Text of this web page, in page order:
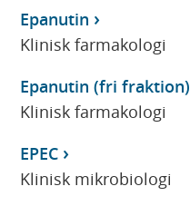
Epanutin
Klinisk farmakologi
Epanutin (fri fraktion)
Klinisk farmakologi
EPEC
Klinisk mikrobiologi